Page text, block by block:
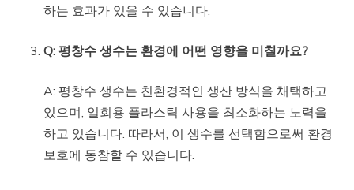
하는 효과가 있을 수 있습니다.
Q: 평창수 생수는 환경에 어떤 영향을 미칠까요?
A: 평창수 생수는 친환경적인 생산 방식을 채택하고
있으며, 일회용 플라스틱 사용을 최소화하는 노력을
하고 있습니다. 따라서, 이 생수를 선택함으로써 환경
보호에 동참할 수 있습니다.